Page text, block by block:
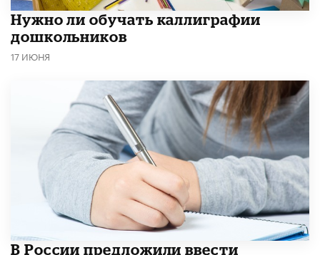
Нужно ли обучать каллиграфии
дошкольников
17 ИЮНЯ
В России предложили ввести